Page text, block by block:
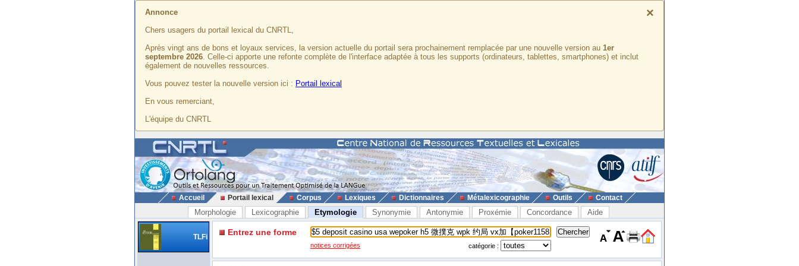
×
Annonce
Chers usagers du portail lexical du CNRTL,
Après vingt ans de bons et loyaux services, la version actuelle du portail sera prochainement remplacée par une nouvelle version au 1er
septembre 2026. Celle-ci apporte une refonte complète de l'interface adaptée à tous les supports (ordinateurs, tablettes, smartphones) et inclut
également de nouvelles ressources.
Vous pouvez tester la nouvelle version ici : Portail lexical
En vous remerciant,
L'équipe du CNRTL
Accueil Portail lexical Corpus Lexiques Dictionnaires Métalexicographie Outils Contact
Morphologie Lexicographie Etymologie Synonymie Antonymie Proxémie Concordance Aide
TLFi Entrez une forme
notices corrigées catégorie :